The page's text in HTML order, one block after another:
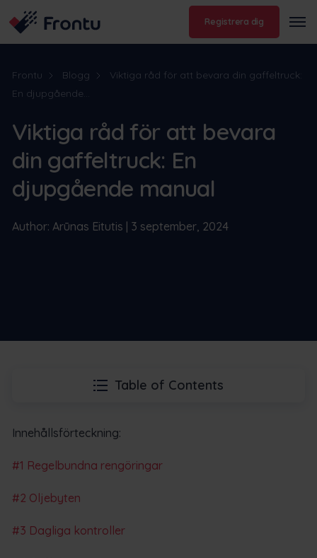
Registrera dig
Frontu Blogg
Viktiga råd för att bevara din gaffeltruck:
En djupgående...
Viktiga råd för att bevara
din gaffeltruck: En
djupgående manual
Author: Arūnas Eitutis | 3 september, 2024
Table of Contents
Innehållsförteckning:
#1 Regelbundna rengöringar
#2 Oljebyten
#3 Dagliga kontroller